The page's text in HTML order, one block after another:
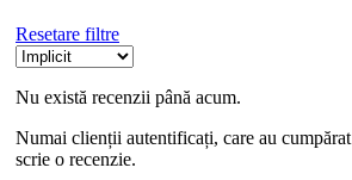
Resetare filtre
Nu există recenzii până acum.
Numai clienții autentificați, care au cumpărat
scrie o recenzie.